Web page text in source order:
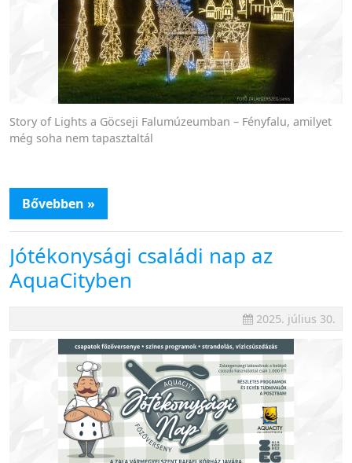
Story of Lights a Göcseji Falumúzeumban – Fényfalu, amilyet
még soha nem tapasztaltál
Bővebben »
Jótékonysági családi nap az
AquaCityben
2025. július 30.